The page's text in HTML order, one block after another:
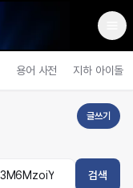
용어 사전 지하 아이돌
글쓰기
검색